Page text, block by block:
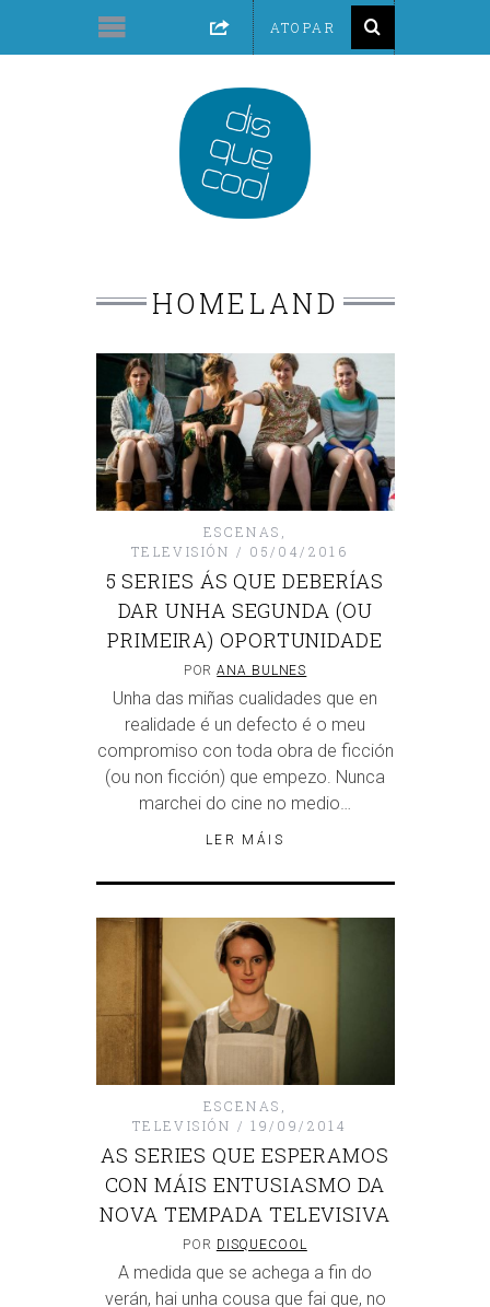
HOMELAND
ESCENAS
TELEVISIÓN
05/04/2016
5 SERIES ÁS QUE DEBERÍAS
DAR UNHA SEGUNDA (OU
PRIMEIRA) OPORTUNIDADE
PORANA BULNES
Unha das miñas cualidades que en
realidade é un defecto é o meu
compromiso con toda obra de ficción
(ou non ficción) que empezo. Nunca
marchei do cine no medio…
LER MÁIS
ESCENAS ,
TELEVISIÓN
19/09/2014
AS SERIES QUE ESPERAMOS
CON MÁIS ENTUSIASMO DA
NOVA TEMPADA TELEVISIVA
POR DISQUECOOL
A medida que se achega a fin do
verán, hai unha cousa que fai que, no